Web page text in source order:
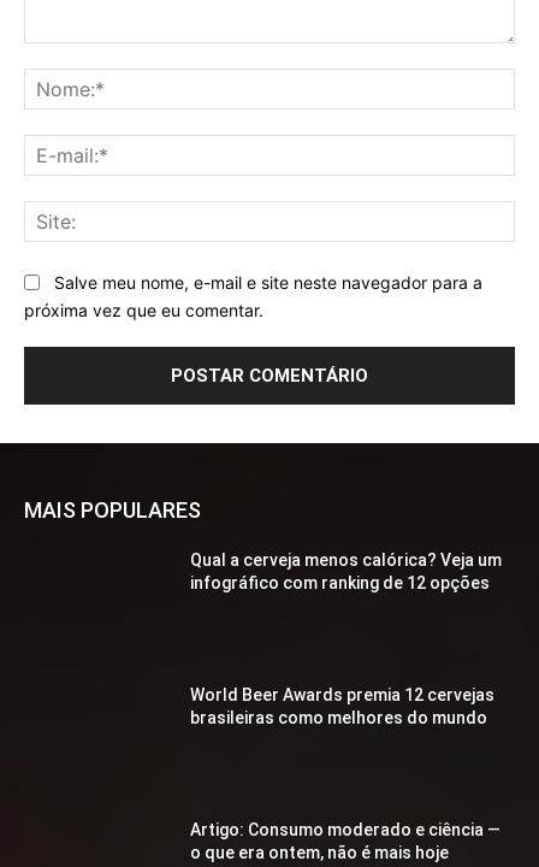
Salve meu nome, e-mail e site neste navegador para a
próxima vez que eu comentar.
MAIS POPULARES
Qual a cerveja menos calórica? Veja um
infográfico com ranking de 12 opções
World Beer Awards premia 12 cervejas
brasileiras como melhores do mundo
Artigo: Consumo moderado e ciência —
o que era ontem, não é mais hoje